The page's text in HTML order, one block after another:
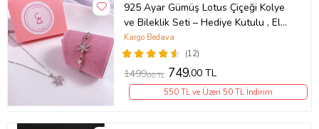
925 Ayar Gümüş Lotus Çiçeği Kolye
ve Bileklik Seti – Hediye Kutulu , El
Yapımı Gümüş Lotus Takı Seti
Spiritüel & Şık Tasarım ,
(12)
Kargo Bedava
1499,00 TL 749,00 TL
550 TL ve Üzeri 50 TL İndirim